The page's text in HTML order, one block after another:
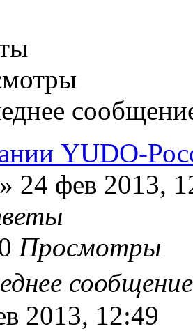
YUDO-
» 24 фев 2013,
Просмотры
2013, 12:49